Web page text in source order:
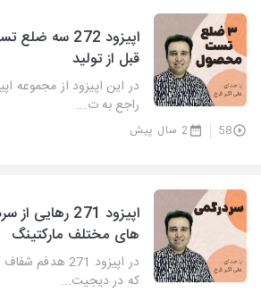
اپیزود 272
قبل از تولید
در این اپیزود از مجموعه
راجع به ت...
58 2 سال پیش
اپیزود 271
های مختلف مارکتینگ
در اپیزود 271
که در دیجیت...